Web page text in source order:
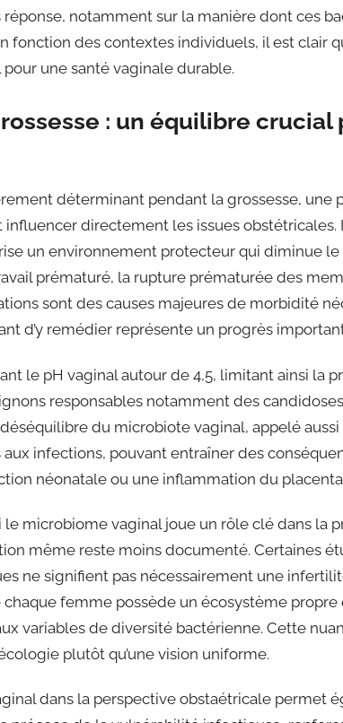
notamment sur la manière dont ces
fonction des contextes individuels, il est clair
une santé vaginale durable.
: un équilibre crucial
déterminant pendant la grossesse, une
influencer directement les issues
un environnement protecteur qui diminue le
prématuré, la rupture prématurée des
sont des causes majeures de morbidité
d’y remédier représente un progrès
le pH vaginal autour de 4,5, limitant ainsi la
responsables notamment des
du microbiote vaginal, appelé
infections, pouvant entraîner des
néonatale ou une inflammation du
microbiome vaginal joue un rôle clé dans la
même reste moins documenté. Certaines
ne signifient pas nécessairement une
femme possède un écosystème propre
variables de diversité bactérienne. Cette
plutôt qu’une vision uniforme.
dans la perspective obstaétricale permet